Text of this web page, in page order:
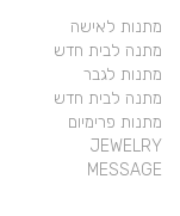
מתנות לאישה
מתנה לבית חדש
מתנות לגבר
מתנה לבית חדש
מתנות פרימיום
JEWELRY
MESSAGE